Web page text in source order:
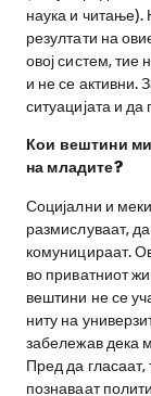
наука и читање).
резултати на
овој систем, тие
и не се активни.
ситуацијата и
Кои вештини
на младите?
Социјални и
размислуваат,
комуницираат.
во приватниот
вештини не се
ниту на
забележав дека
Пред да гласаат,
познаваат